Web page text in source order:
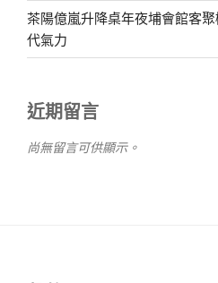
茶陽億嵐升降桌年夜埔會館客
代氣力
近期留言
尚無留言可供顯示。